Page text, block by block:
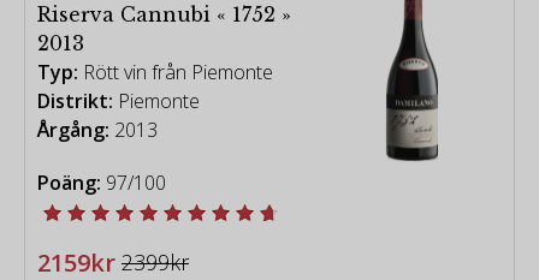
Riserva Cannubi « 1752 »
2013
Typ: Rött vin från Piemonte
Distrikt: Piemonte
Årgång: 2013
Poäng: 97/100
2159kr 2399kr